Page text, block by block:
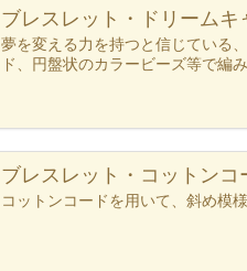
ブレスレット・ドリームキ
夢を変える力を持つと信じている
ド、円盤状のカラービーズ等で編
ブレスレット・コットン
コットンコードを用いて、斜め模